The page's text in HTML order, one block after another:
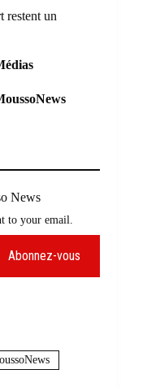
restent un
News
to your email.
Abonnez-vous